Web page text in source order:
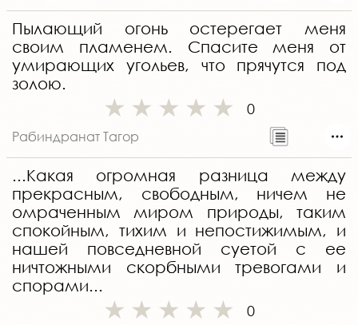
Пылающий огонь остерегает меня
своим пламенем. Спасите меня от
умирающих угольев, что прячутся под
золою.
0
Рабиндранат Тагор
...Какая огромная разница между
прекрасным, свободным, ничем не
омраченным миром природы, таким
спокойным, тихим и непостижимым, и
нашей повседневной суетой с ее
ничтожными скорбными тревогами и
спорами...
0